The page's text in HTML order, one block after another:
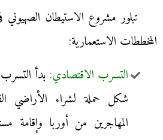
تبلور مشروع الاستيطان
المخططات الاستعمارية:
التسرب الاقتصادي: بدأ
شكل حملة لشراء الأراضي
المهاجرين من أوربا وإقامة